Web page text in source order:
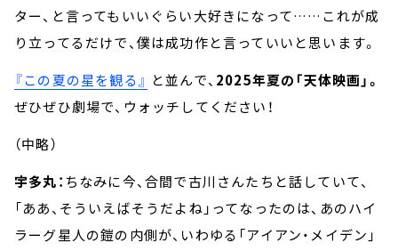
ター、と言ってもいいぐらい大好きになって……これが成
り立ってるだけで、僕は成功作と言っていいと思います。
『この夏の星を観る』 と並んで、 2025年夏の「天体映画」。
ぜひぜひ劇場で、ウォッチしてください！
（中略）
宇多丸： ちなみに今、合間で古川さんたちと話していて、
「ああ、そういえばそうだよね」ってなったのは、あのハイ
ラーグ星人の鎧の内側が、いわゆる「アイアン・メイデン」